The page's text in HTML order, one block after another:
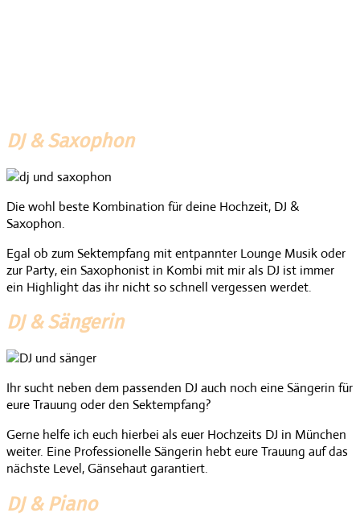
DJ & Saxophon
Die wohl beste Kombination für deine Hochzeit, DJ &
Saxophon.
Egal ob zum Sektempfang mit entpannter Lounge Musik oder
zur Party, ein Saxophonist in Kombi mit mir als DJ ist immer
ein Highlight das ihr nicht so schnell vergessen werdet.
DJ & Sängerin
Ihr sucht neben dem passenden DJ auch noch eine Sängerin für
eure Trauung oder den Sektempfang?
Gerne helfe ich euch hierbei als euer Hochzeits DJ in München
weiter. Eine Professionelle Sängerin hebt eure Trauung auf das
nächste Level, Gänsehaut garantiert.
DJ & Piano